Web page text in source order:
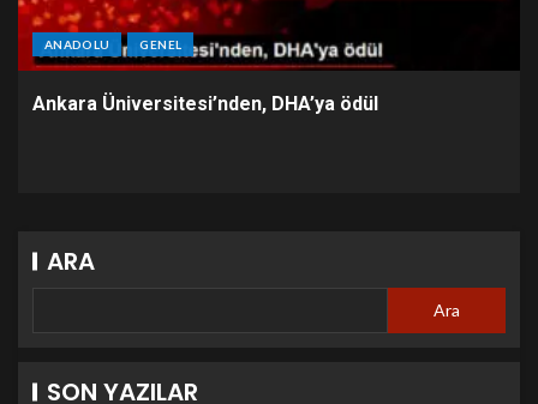
ANADOLU GENEL
Ankara Üniversitesi’nden, DHA’ya ödül
ARA
Ara
SON YAZILAR